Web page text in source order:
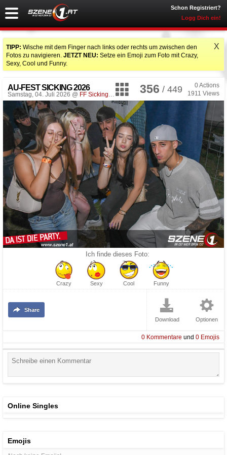
Schon Registriert?
Logg Dich ein!
X
TIPP: Wische mit dem Finger nach links oder rechts um zwischen den
Fotos zu navigieren. JETZT NEU: Setze ein Emoji zum Foto mit Crazy,
Sexy, Cool und Funny.
0Actions
1911 Views
356 / 449
AU-FEST SICKING 2026
Samstag, 04. Juli 2026 @ FF Sicking, Desselbrunn
Ich finde dieses Foto:
Crazy Sexy Cool Funny
Share
Download
Optionen
0 Kommentare und 0 Emojis
Online Singles
Emojis